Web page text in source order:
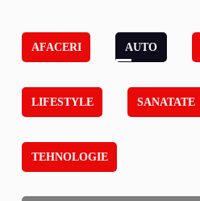
AFACERI AUTO
LIFESTYLE SANATATE
TEHNOLOGIE